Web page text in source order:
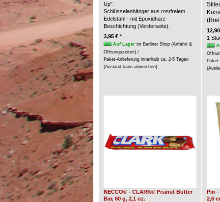
Up".
Schlüsselanhänger aus rostfreiem
Edelstahl - mit Epoxidharz-
Beschichtung (Vorderseite).
3,95 € *
Auf Lagerim Berliner Shop (Anfahrt &
Öffnungszeiten) /
Paket-Anlieferung innerhalb ca. 2-5 Tagen
(Ausland kann abweichen).
1
NECCO® - CLARK® Peanut Butter
Bar, 60 g, 2,1 oz.
Pin -
2,6